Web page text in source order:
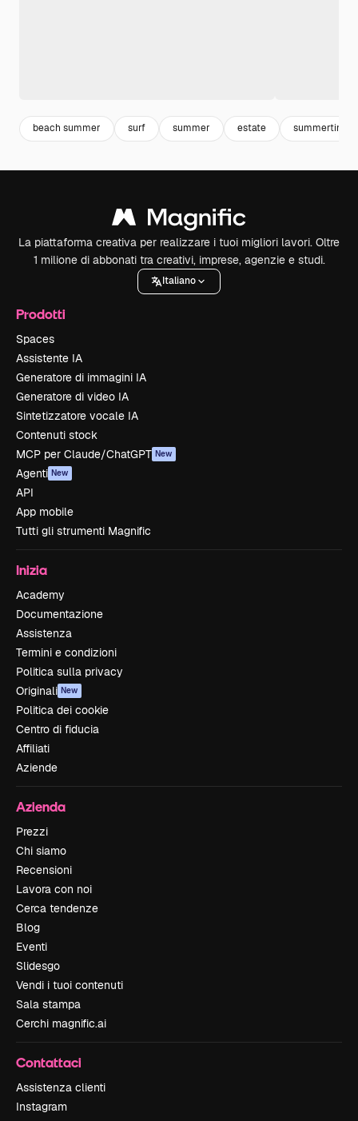
beach summer surf summer estate summertime
La piattaforma creativa per realizzare i tuoi migliori lavori. Oltre
1 milione di abbonati tra creativi, imprese, agenzie e studi.
Italiano
Prodotti
Spaces
Assistente IA
Generatore di immagini IA
Generatore di video IA
Sintetizzatore vocale IA
Contenuti stock
MCP per Claude/ChatGPT New
Agenti New
API
App mobile
Tutti gli strumenti Magnific
Inizia
Academy
Documentazione
Assistenza
Termini e condizioni
Politica sulla privacy
Originali New
Politica dei cookie
Centro di fiducia
Affiliati
Aziende
Azienda
Prezzi
Chi siamo
Recensioni
Lavora con noi
Cerca tendenze
Blog
Eventi
Slidesgo
Vendi i tuoi contenuti
Sala stampa
Cerchi magnific.ai
Contattaci
Assistenza clienti
Instagram